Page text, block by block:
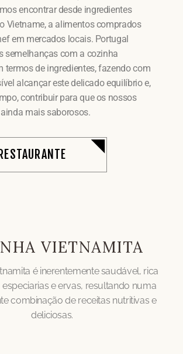
encontrar desde ingredientes
Vietname, a alimentos comprados
em mercados locais. Portugal
semelhanças com a cozinha
termos de ingredientes, fazendo com
alcançar este delicado equilíbrio e,
contribuir para que os nossos
mais saborosos.
VIETNAMITA
é inerentemente saudável, rica
e ervas, resultando numa
combinação de receitas nutritivas e
deliciosas.